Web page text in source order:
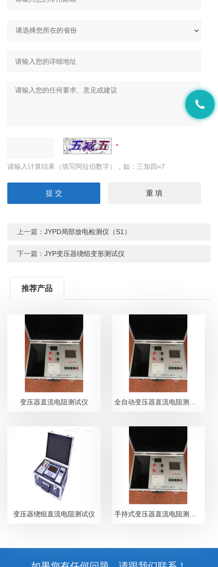
请输入计算结果（填写阿拉伯数字），如：三加四=7
上一篇：JYPD局部放电检测仪（S1）
下一篇：JYP变压器绕组变形测试仪
推荐产品
变压器直流电阻测试仪
变压器绕组直流电阻测试仪